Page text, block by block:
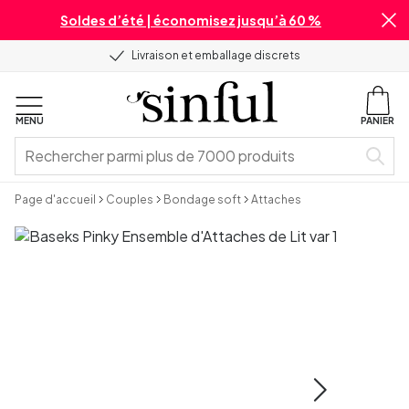
Soldes d’été | économisez jusqu’à 60 %
Livraison et emballage discrets
MENU PANIER
Page d'accueil Couples Bondage soft Attaches